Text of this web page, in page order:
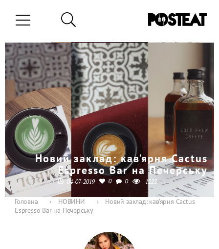
Новий заклад: кав’ярня Cactus
Espresso Bar на Печерську
04-07-2019 0 0 1223
Головна › НОВИНИ ›
Новий заклад: кав’ярня Cactus
Espresso Bar на Печерську